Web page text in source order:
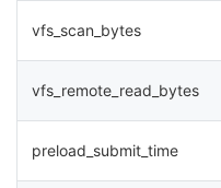
vfs_scan_bytes
vfs_remote_read_bytes
preload_submit_time